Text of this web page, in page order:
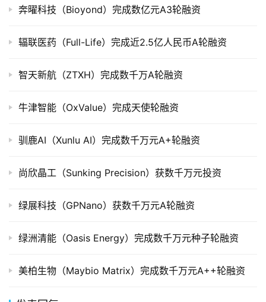
上
投
据
创
院
奔曜科技（Bioyond）完成数亿元A3轮融资
辐联医药（Full-Life）完成近2.5亿人民币A轮融资
智天新航（ZTXH）完成数千万A轮融资
牛津智能（OxValue）完成天使轮融资
驯鹿AI（Xunlu AI）完成数千万元A+轮融资
尚欣晶工（Sunking Precision）获数千万元投资
绿展科技（GPNano）获数千万元A轮融资
绿洲清能（Oasis Energy）完成数千万元种子轮融资
美柏生物（Maybio Matrix）完成数千万元A++轮融资